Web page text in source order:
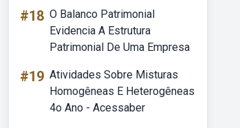
#18 O Balanco Patrimonial
Evidencia A Estrutura
Patrimonial De Uma Empresa
#19 Atividades Sobre Misturas
Homogêneas E Heterogêneas
4o Ano - Acessaber